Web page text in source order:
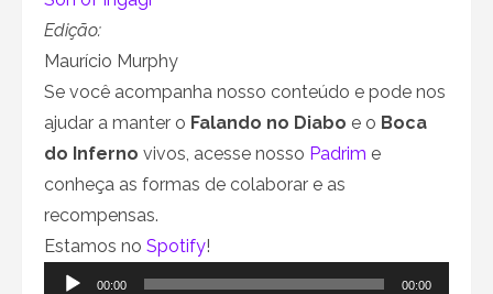
Edição:
Maurício Murphy
Se você acompanha nosso conteúdo e pode nos
ajudar a manter o Falando no Diabo e o Boca
do Inferno vivos, acesse nosso Padrim e
conheça as formas de colaborar e as
recompensas.
Estamos no Spotify!
Tocador00:00 00:00